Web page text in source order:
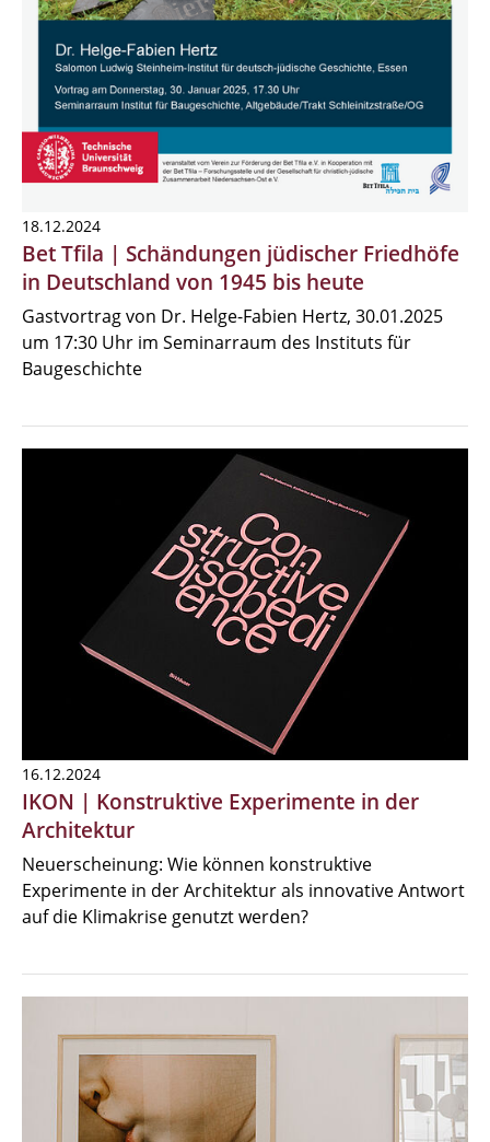
18.12.2024
Bet Tfila | Schändungen jüdischer Friedhöfe
in Deutschland von 1945 bis heute
Gastvortrag von Dr. Helge-Fabien Hertz, 30.01.2025
um 17:30 Uhr im Seminarraum des Instituts für
Baugeschichte
16.12.2024
IKON | Konstruktive Experimente in der
Architektur
Neuerscheinung: Wie können konstruktive
Experimente in der Architektur als innovative Antwort
auf die Klimakrise genutzt werden?